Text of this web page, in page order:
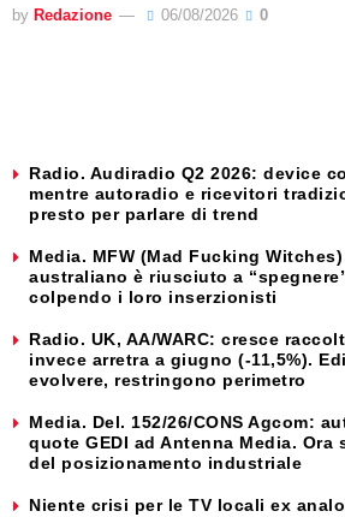
by Redazione 06/08/2026 0
Radio. Audiradio Q2 2026: device
mentre autoradio e ricevitori
presto per parlare di trend
Media. MFW (Mad Fucking
australiano è riusciuto a
colpendo i loro inserzionisti
Radio. UK, AA/WARC: cresce
invece arretra a giugno (-11,5%).
evolvere, restringono perimetro
Media. Del. 152/26/CONS Agcom:
quote GEDI ad Antenna Media.
del posizionamento industriale
Niente crisi per le TV locali ex